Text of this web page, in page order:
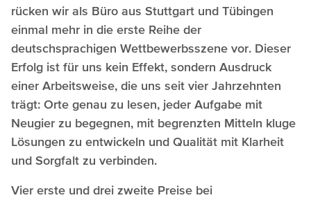
rücken wir als Büro aus Stuttgart und Tübingen
einmal mehr in die erste Reihe der
deutschsprachigen Wettbewerbsszene vor. Dieser
Erfolg ist für uns kein Effekt, sondern Ausdruck
einer Arbeitsweise, die uns seit vier Jahrzehnten
trägt: Orte genau zu lesen, jeder Aufgabe mit
Neugier zu begegnen, mit begrenzten Mitteln kluge
Lösungen zu entwickeln und Qualität mit Klarheit
und Sorgfalt zu verbinden.
Vier erste und drei zweite Preise bei